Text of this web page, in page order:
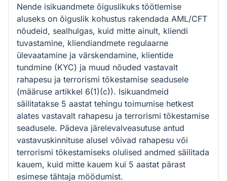
Nende isikuandmete õiguslikuks töötlemise
aluseks on õiguslik kohustus rakendada AML/CFT
nõudeid, sealhulgas, kuid mitte ainult, kliendi
tuvastamine, kliendiandmete regulaarne
ülevaatamine ja värskendamine, klientide
tundmine (KYC) ja muud nõuded vastavalt
rahapesu ja terrorismi tõkestamise seadusele
(määruse artikkel 6(1)(c)). Isikuandmeid
säilitatakse 5 aastat tehingu toimumise hetkest
alates vastavalt rahapesu ja terrorismi tõkestamise
seadusele. Pädeva järelevalveasutuse antud
vastavuskinnituse alusel võivad rahapesu või
terrorismi tõkestamiseks olulised andmed säilitada
kauem, kuid mitte kauem kui 5 aastat pärast
esimese tähtaja möödumist.